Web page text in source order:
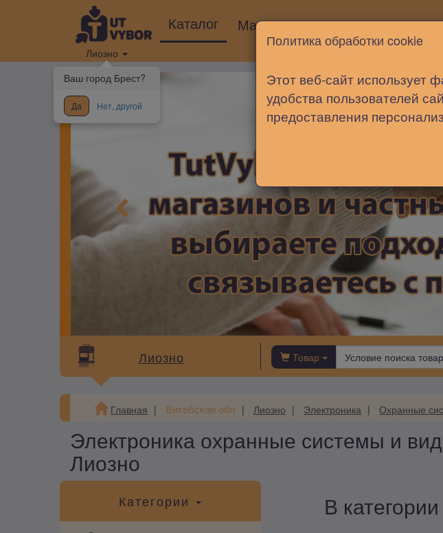
Лиозно
Ваш город Брест?
Да Нет, другой
Каталог Магазины Новости Статьи
Лиозно Товар
Главная Витебская обл Лиозно Электроника Охранные
Электроника охранные системы и
Лиозно
Категории В
Политика обработки cookie
Этот веб-сайт использует
удобства пользователей
предоставления